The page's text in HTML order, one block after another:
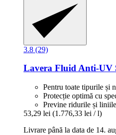
3.8 (29)
Lavera Fluid Anti-​UV
Pentru toate tipurile și
Protecție optimă cu
Previne ridurile și
53,29 lei (1.776,33 lei / l)
Livrare până la data de 14.